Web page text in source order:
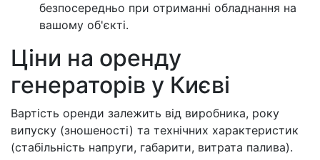
безпосередньо при отриманні обладнання на
вашому об'єкті.
Ціни на оренду
генераторів у Києві
Вартість оренди залежить від виробника, року
випуску (зношеності) та технічних характеристик
(стабільність напруги, габарити, витрата палива).